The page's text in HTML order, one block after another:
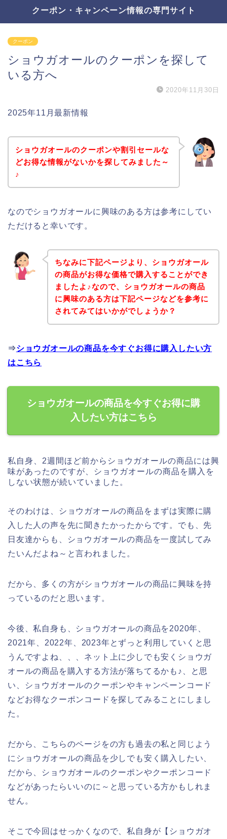
クーポン・キャンペーン情報の専門サイト
クーポン
ショウガオールのクーポンを探して
いる方へ
2020年11月30日
2025年11月最新情報
ショウガオールのクーポンや割引セールな
どお得な情報がないかを探してみました～
♪
なのでショウガオールに興味のある方は参考にしてい
ただけると幸いです。
ちなみに下記ページより、ショウガオール
の商品がお得な価格で購入することができ
ましたよ♪なので、ショウガオールの商品
に興味のある方は下記ページなどを参考に
されてみてはいかがでしょうか？
⇒ショウガオールの商品を今すぐお得に購入したい方
はこちら
ショウガオールの商品を今すぐお得に購
入したい方はこちら
私自身、2週間ほど前からショウガオールの商品には興
味があったのですが、ショウガオールの商品を購入を
しない状態が続いていました。
そのわけは、ショウガオールの商品をまずは実際に購
入した人の声を先に聞きたかったからです。でも、先
日友達からも、ショウガオールの商品を一度試してみ
たいんだよね～と言われました。
だから、多くの方がショウガオールの商品に興味を持
っているのだと思います。
今後、私自身も、ショウガオールの商品を2020年、
2021年、2022年、2023年とずっと利用していくと思
うんですよね、、、ネット上に少しでも安くショウガ
オールの商品を購入する方法が落ちてるかも♪、と思
い、ショウガオールのクーポンやキャンペーンコード
などお得なクーポンコードを探してみることにしまし
た。
だから、こちらのページをの方も過去の私と同じよう
にショウガオールの商品を少しでも安く購入したい、
だから、ショウガオールのクーポンやクーポンコード
などがあったらいいのに～と思っている方かもしれま
せん。
そこで今回はせっかくなので、私自身が【ショウガオ